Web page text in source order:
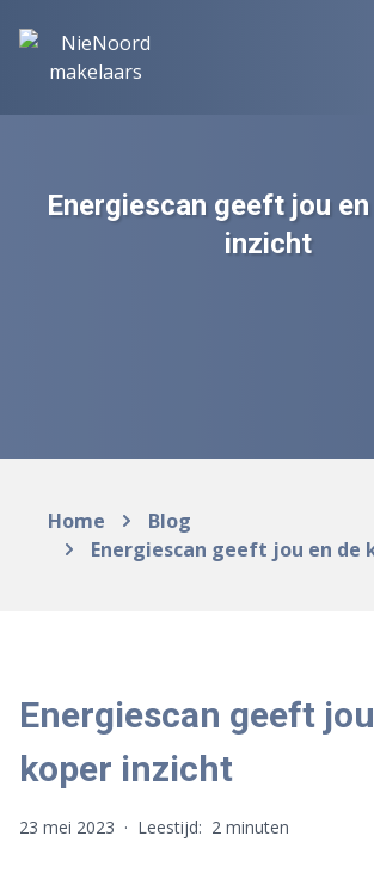
Energiescan geeft jou
inzicht
Home
Blog
Energiescan geeft jou en de
Energiescan geeft
koper inzicht
23 mei 2023 · Leestijd: 2 minuten